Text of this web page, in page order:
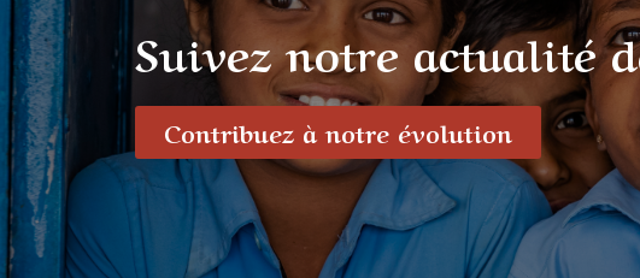
Suivez notre actualité
Contribuez à notre évolution